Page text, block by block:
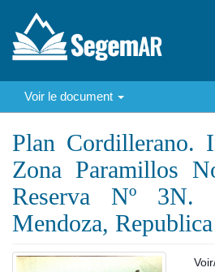
Voir le document
Plan Cordillerano.
Zona Paramillos
Reserva Nº 3N.
Mendoza,